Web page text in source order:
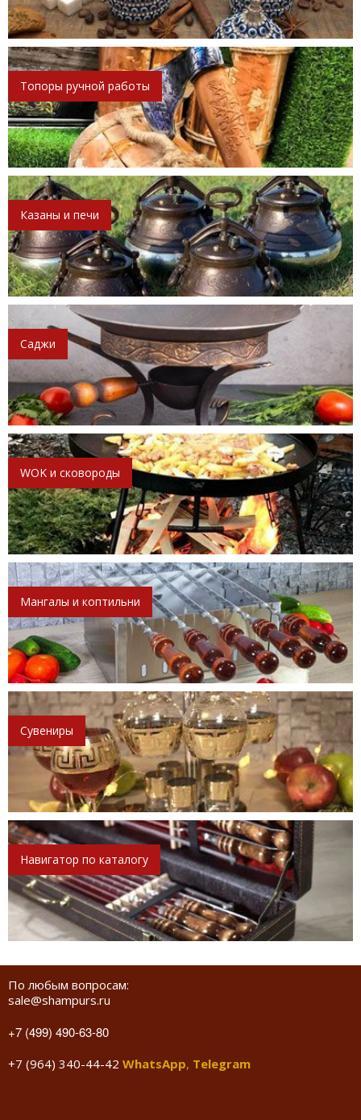
Топоры ручной работы
Казаны и печи
Саджи
WOK и сковороды
Мангалы и коптильни
Сувениры
Навигатор по каталогу
По любым вопросам:
sale@shampurs.ru
+7 (499) 490-63-80
+7 (964) 340-44-42 WhatsApp, Telegram